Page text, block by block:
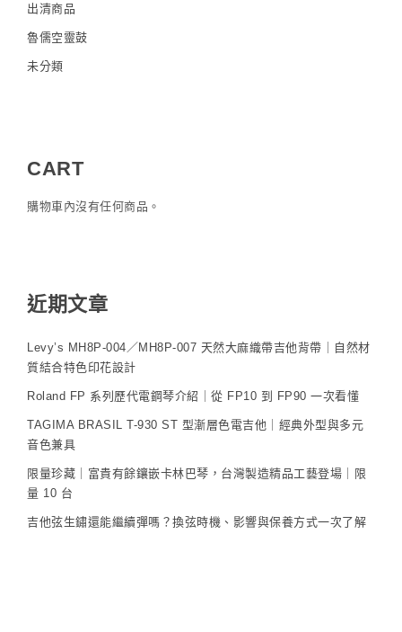
出清商品
魯儒空靈鼓
未分類
CART
購物車內沒有任何商品。
近期文章
Levy’s MH8P-004／MH8P-007 天然大麻織帶吉他背帶｜自然材
質結合特色印花設計
Roland FP 系列歷代電鋼琴介紹｜從 FP10 到 FP90 一次看懂
TAGIMA BRASIL T-930 ST 型漸層色電吉他｜經典外型與多元
音色兼具
限量珍藏｜富貴有餘鑲嵌卡林巴琴，台灣製造精品工藝登場｜限
量 10 台
吉他弦生鏽還能繼續彈嗎？換弦時機、影響與保養方式一次了解